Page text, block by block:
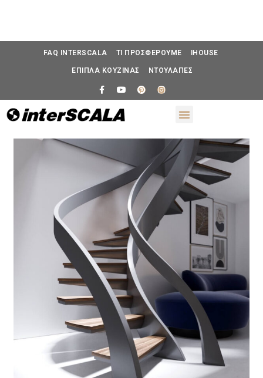
FAQ INTERSCALA ΤΙ ΠΡΟΣΦΕΡΟΥΜΕ IHOUSE
ΕΠΙΠΛΑ ΚΟΥΖΙΝΑΣ ΝΤΟΥΛΑΠΕΣ